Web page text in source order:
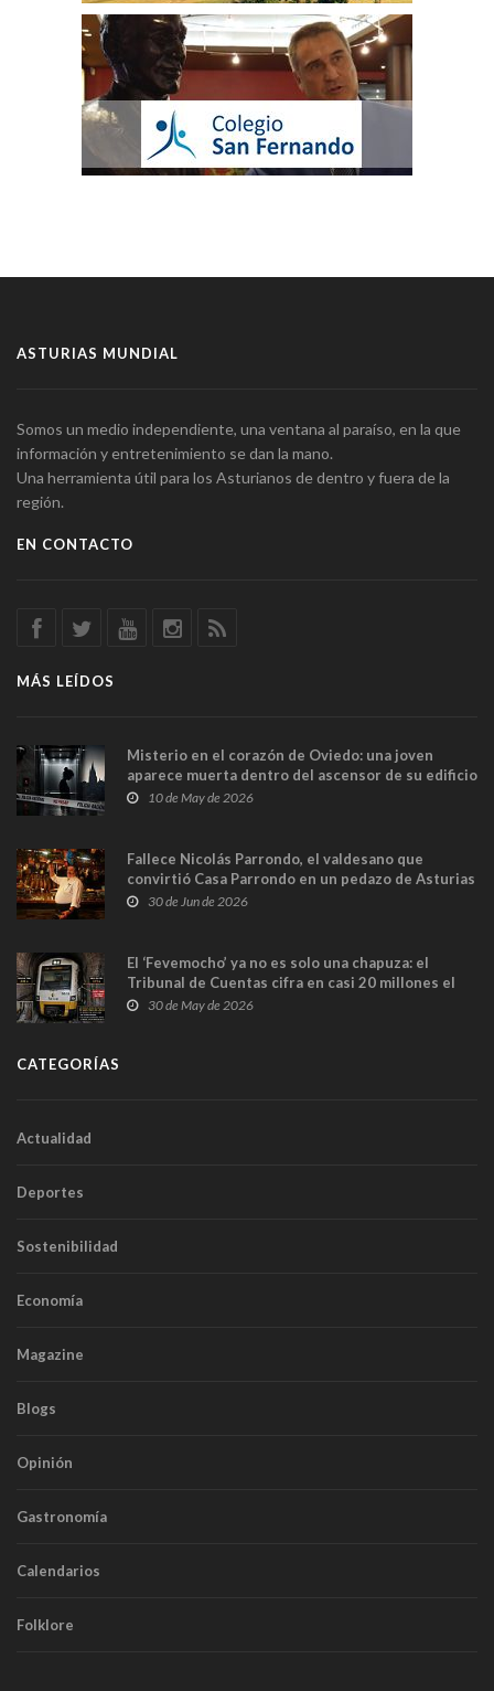
ASTURIAS MUNDIAL
Somos un medio independiente, una ventana al paraíso, en la que
información y entretenimiento se dan la mano.
Una herramienta útil para los Asturianos de dentro y fuera de la
región.
EN CONTACTO
MÁS LEÍDOS
Misterio en el corazón de Oviedo: una joven
aparece muerta dentro del ascensor de su edificio
y las cámaras captan sus últimos minutos
10 de May de 2026
Fallece Nicolás Parrondo, el valdesano que
convirtió Casa Parrondo en un pedazo de Asturias
en Madrid
30 de Jun de 2026
El ‘Fevemocho’ ya no es solo una chapuza: el
Tribunal de Cuentas cifra en casi 20 millones el
sobrecoste de los trenes que no cabían por los
30 de May de 2026
CATEGORÍAS
Actualidad
Deportes
Sostenibilidad
Economía
Magazine
Blogs
Opinión
Gastronomía
Calendarios
Folklore